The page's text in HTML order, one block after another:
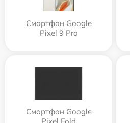
Смартфон Google
Pixel 9 Pro
Смартфон Google